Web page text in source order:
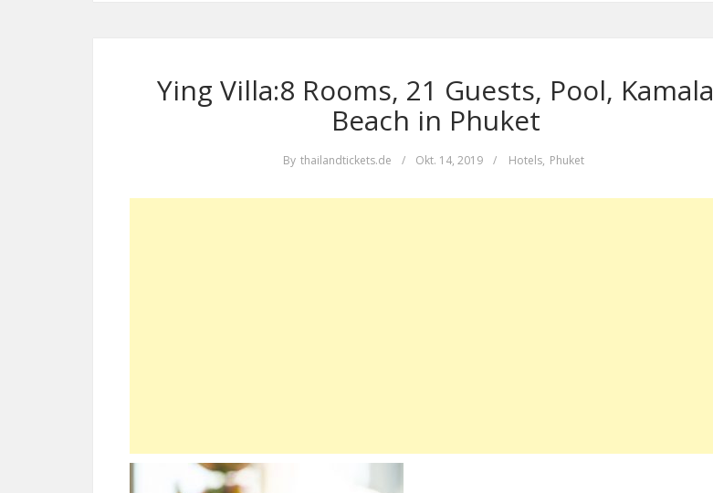
Ying Villa:8 Rooms, 21 Guests, Pool, Kamala
Beach in Phuket
By thailandtickets.de / Okt. 14, 2019 / Hotels, Phuket